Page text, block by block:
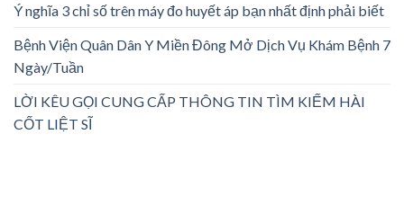
Ý nghĩa 3 chỉ số trên máy đo huyết áp bạn nhất định phải biết
Bệnh Viện Quân Dân Y Miền Đông Mở Dịch Vụ Khám Bệnh 7
Ngày/Tuần
LỜI KÊU GỌI CUNG CẤP THÔNG TIN TÌM KIẾM HÀI
CỐT LIỆT SĨ